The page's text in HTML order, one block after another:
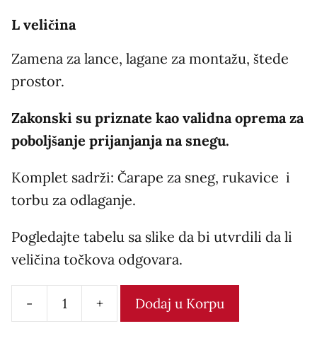
L veličina
Zamena za lance, lagane za montažu, štede
prostor.
Zakonski su priznate kao validna oprema za
poboljšanje prijanjanja na snegu.
Komplet sadrži: Čarape za sneg, rukavice i
torbu za odlaganje.
Pogledajte tabelu sa slike da bi utvrdili da li
veličina točkova odgovara.
-
Auto
+ Dodaj u Korpu